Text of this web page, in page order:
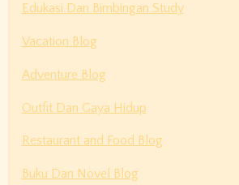
Edukasi Dan Bimbingan Study
Vacation Blog
Adventure Blog
Outfit Dan Gaya Hidup
Restaurant and Food Blog
Buku Dan Novel Blog